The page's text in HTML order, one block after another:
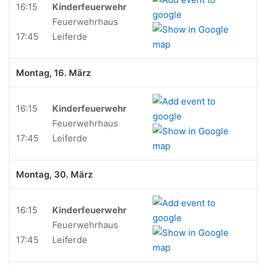
16:15
17:45
Kinderfeuerwehr
Feuerwehrhaus
Leiferde
Montag, 16. März
16:15
17:45
Kinderfeuerwehr
Feuerwehrhaus
Leiferde
Montag, 30. März
16:15
17:45
Kinderfeuerwehr
Feuerwehrhaus
Leiferde